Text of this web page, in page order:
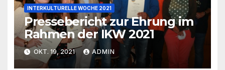
INTERKULTURELLE WOCHE 2021
Pressebericht zur Ehrung im
Rahmen der IKW 2021
OKT. 19, 2021 ADMIN